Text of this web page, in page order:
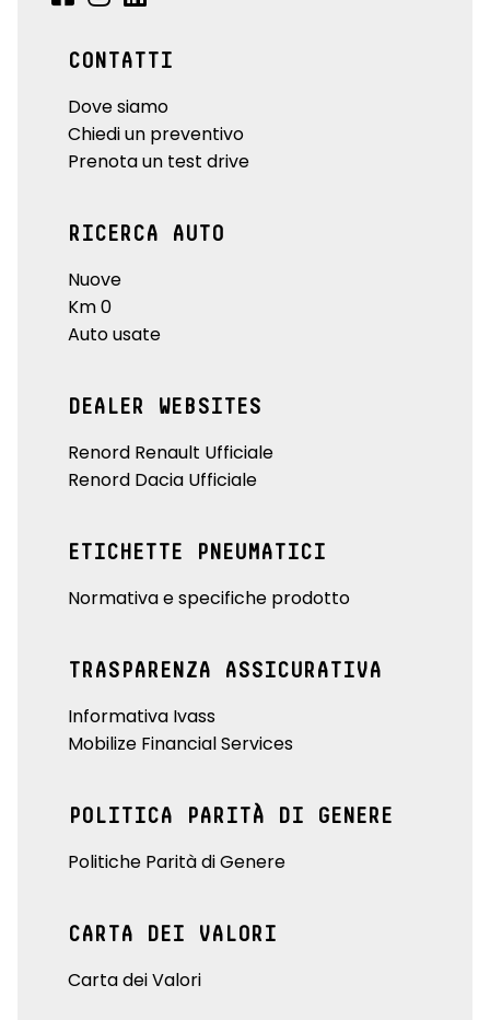
CONTATTI
Dove siamo
Chiedi un preventivo
Prenota un test drive
RICERCA AUTO
Nuove
Km 0
Auto usate
DEALER WEBSITES
Renord Renault Ufficiale
Renord Dacia Ufficiale
ETICHETTE PNEUMATICI
Normativa e specifiche prodotto
TRASPARENZA ASSICURATIVA
Informativa Ivass
Mobilize Financial Services
POLITICA PARITÀ DI GENERE
Politiche Parità di Genere
CARTA DEI VALORI
Carta dei Valori